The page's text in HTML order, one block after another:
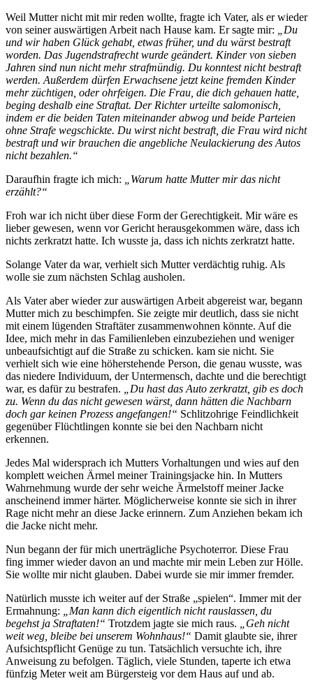
Weil Mutter nicht mit mir reden wollte, fragte ich Vater, als er wieder
von seiner auswärtigen Arbeit nach Hause kam. Er sagte mir:
„Du
und wir haben Glück gehabt, etwas früher, und du wärst bestraft
worden. Das Jugendstrafrecht wurde geändert. Kinder von sieben
Jahren sind nun nicht mehr strafmündig. Du konntest nicht bestraft
werden. Außerdem dürfen Erwachsene jetzt keine fremden Kinder
mehr züchtigen, oder ohrfeigen. Die Frau, die dich gehauen hatte,
beging deshalb eine Straftat. Der Richter urteilte salomonisch,
indem er die beiden Taten miteinander abwog und beide Parteien
ohne Strafe wegschickte. Du wirst nicht bestraft, die Frau wird nicht
bestraft und wir brauchen die angebliche Neulackierung des Autos
nicht bezahlen.“
Daraufhin fragte ich mich:
„Warum hatte Mutter mir das nicht
erzählt?“
Froh war ich nicht über diese Form der Gerechtigkeit. Mir wäre es
lieber gewesen, wenn vor Gericht herausgekommen wäre, dass ich
nichts zerkratzt hatte. Ich wusste ja, dass ich nichts zerkratzt hatte.
Solange Vater da war, verhielt sich Mutter verdächtig ruhig. Als
wolle sie zum nächsten Schlag ausholen.
Als Vater aber wieder zur auswärtigen Arbeit abgereist war, begann
Mutter mich zu beschimpfen. Sie zeigte mir deutlich, dass sie nicht
mit einem lügenden Straftäter zusammenwohnen könnte. Auf die
Idee, mich mehr in das Familienleben einzubeziehen und weniger
unbeaufsichtigt auf die Straße zu schicken. kam sie nicht. Sie
verhielt sich wie eine höherstehende Person, die genau wusste, was
das niedere Individuum, der Untermensch, dachte und die berechtigt
war, es dafür zu bestrafen.
„Du hast das Auto zerkratzt, gib es doch
zu. Wenn du das nicht gewesen wärst, dann hätten die Nachbarn
doch gar keinen Prozess angefangen!“ Schlitzohrige Feindlichkeit
gegenüber Flüchtlingen konnte sie bei den Nachbarn nicht
erkennen.
Jedes Mal widersprach ich Mutters Vorhaltungen und wies auf den
komplett weichen Ärmel meiner Trainingsjacke hin. In Mutters
Wahrnehmung wurde der sehr weiche Ärmelstoff meiner Jacke
anscheinend immer härter. Möglicherweise konnte sie sich in ihrer
Rage nicht mehr an diese Jacke erinnern. Zum Anziehen bekam ich
die Jacke nicht mehr.
Nun begann der für mich unerträgliche Psychoterror. Diese Frau
fing immer wieder davon an und machte mir mein Leben zur Hölle.
Sie wollte mir nicht glauben. Dabei wurde sie mir immer fremder.
Natürlich musste ich weiter auf der Straße „spielen“. Immer mit der
Ermahnung:
„Man kann dich eigentlich nicht rauslassen, du
begehst ja Straftaten!“ Trotzdem jagte sie mich raus.
„Geh nicht
weit weg, bleibe bei unserem Wohnhaus!“ Damit glaubte sie, ihrer
Aufsichtspflicht Genüge zu tun. Tatsächlich versuchte ich, ihre
Anweisung zu befolgen. Täglich, viele Stunden, taperte ich etwa
fünfzig Meter weit am Bürgersteig vor dem Haus auf und ab.